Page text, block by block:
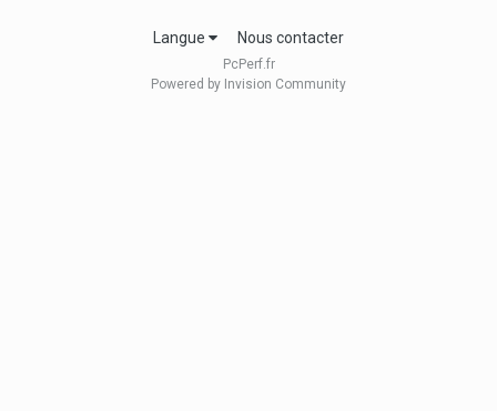
Langue Nous contacter
PcPerf.fr
Powered by Invision Community